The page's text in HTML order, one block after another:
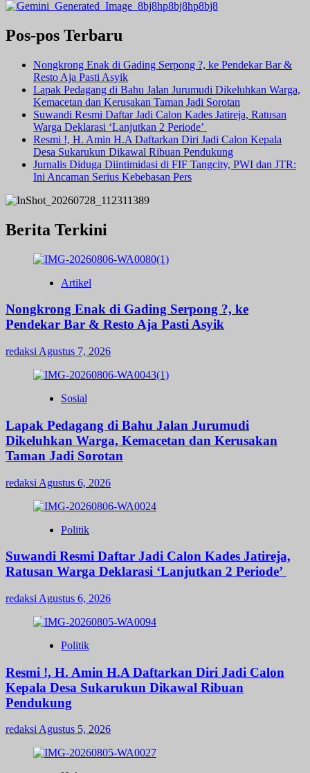
Pos-pos Terbaru
Nongkrong Enak di Gading Serpong ?, ke Pendekar Bar &
Resto Aja Pasti Asyik
Lapak Pedagang di Bahu Jalan Jurumudi Dikeluhkan Warga,
Kemacetan dan Kerusakan Taman Jadi Sorotan
Suwandi Resmi Daftar Jadi Calon Kades Jatireja, Ratusan
Warga Deklarasi ‘Lanjutkan 2 Periode’
Resmi !, H. Amin H.A Daftarkan Diri Jadi Calon Kepala
Desa Sukarukun Dikawal Ribuan Pendukung
Jurnalis Diduga Diintimidasi di FIF Tangcity, PWI dan JTR:
Ini Ancaman Serius Kebebasan Pers
Berita Terkini
Artikel
Nongkrong Enak di Gading Serpong ?, ke
Pendekar Bar & Resto Aja Pasti Asyik
redaksi Agustus 7, 2026
Sosial
Lapak Pedagang di Bahu Jalan Jurumudi
Dikeluhkan Warga, Kemacetan dan Kerusakan
Taman Jadi Sorotan
redaksi Agustus 6, 2026
Politik
Suwandi Resmi Daftar Jadi Calon Kades Jatireja,
Ratusan Warga Deklarasi ‘Lanjutkan 2 Periode’
redaksi Agustus 6, 2026
Politik
Resmi !, H. Amin H.A Daftarkan Diri Jadi Calon
Kepala Desa Sukarukun Dikawal Ribuan
Pendukung
redaksi Agustus 5, 2026